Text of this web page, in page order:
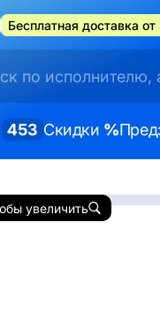
Бесплатная доставка
453 Скидки %
увеличить